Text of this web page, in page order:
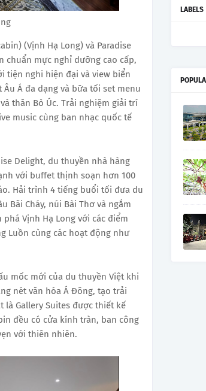
(Vịnh Hạ Long) và Paradise
chuẩn mực nghỉ dưỡng cao cấp,
tiện nghi hiện đại và view biển
Á đa dạng và bữa tối set menu
thăn Bò Úc. Trải nghiệm giải trí
music cùng ban nhạc quốc tế
Delight, du thuyền nhà hàng
với buffet thịnh soạn hơn 100
Hải trình 4 tiếng buổi tối đưa du
Bãi Cháy, núi Bài Thơ và ngắm
Vịnh Hạ Long với các điểm
Luồn cùng các hoạt động như
mốc mới của du thuyền Việt khi
nét văn hóa Á Đông, tạo trải
là Gallery Suites được thiết kế
đều có cửa kính tràn, ban công
với thiên nhiên.
LABELS